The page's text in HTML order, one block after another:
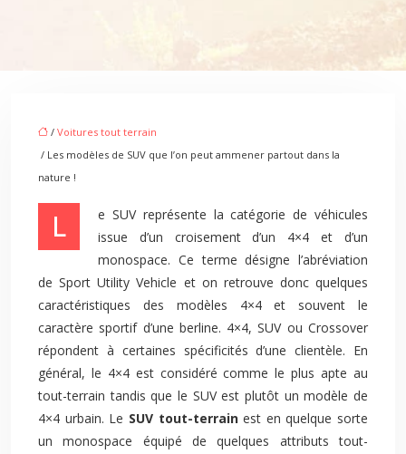
/ Voitures tout terrain
/ Les modèles de SUV que l’on peut ammener partout dans la
nature !
Le SUV représente la catégorie de véhicules
issue d’un croisement d’un 4×4 et d’un
monospace. Ce terme désigne l’abréviation
de Sport Utility Vehicle et on retrouve donc quelques
caractéristiques des modèles 4×4 et souvent le
caractère sportif d’une berline. 4×4, SUV ou Crossover
répondent à certaines spécificités d’une clientèle. En
général, le 4×4 est considéré comme le plus apte au
tout-terrain tandis que le SUV est plutôt un modèle de
4×4 urbain. Le SUV tout-terrainest en quelque sorte
un monospace équipé de quelques attributs tout-